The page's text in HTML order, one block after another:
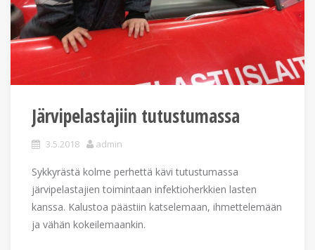
Järvipelastajiin tutustumassa
3.5.2018 admin
Sykkyrästä kolme perhettä kävi tutustumassa
järvipelastajien toimintaan infektioherkkien lasten
kanssa. Kalustoa päästiin katselemaan, ihmettelemään
ja vähän kokeilemaankin.